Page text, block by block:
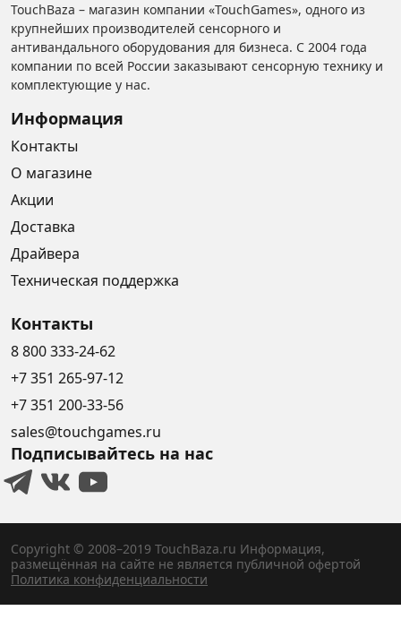
TouchBaza – магазин компании «TouchGames», одного из
крупнейших производителей сенсорного и
антивандального оборудования для бизнеса. С 2004 года
компании по всей России заказывают сенсорную технику и
комплектующие у нас.
Информация
Контакты
О магазине
Акции
Доставка
Драйвера
Техническая поддержка
Контакты
8 800 333-24-62
+7 351 265-97-12
+7 351 200-33-56
sales@touchgames.ru
Подписывайтесь на нас
Copyright © 2008–2019 TouchBaza.ru Информация,
размещённая на сайте не является публичной офертой
Политика конфиденциальности